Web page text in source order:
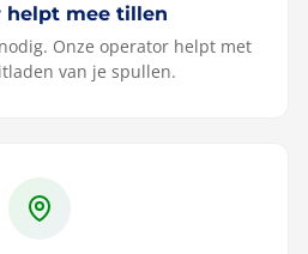
helpt mee tillen
Onze operator helpt met
van je spullen.